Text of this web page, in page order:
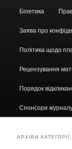
Біоетика
Заява про
Політика щодо
Рецензування
Порядок
Спонсори
АРХІВИ